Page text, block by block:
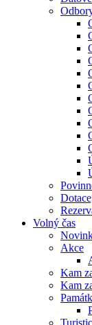
Volný čas
Akce
Kam
Kam